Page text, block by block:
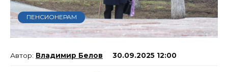
ПЕНСИОНЕРАМ
Владимир Белов 30.09.2025 12:00